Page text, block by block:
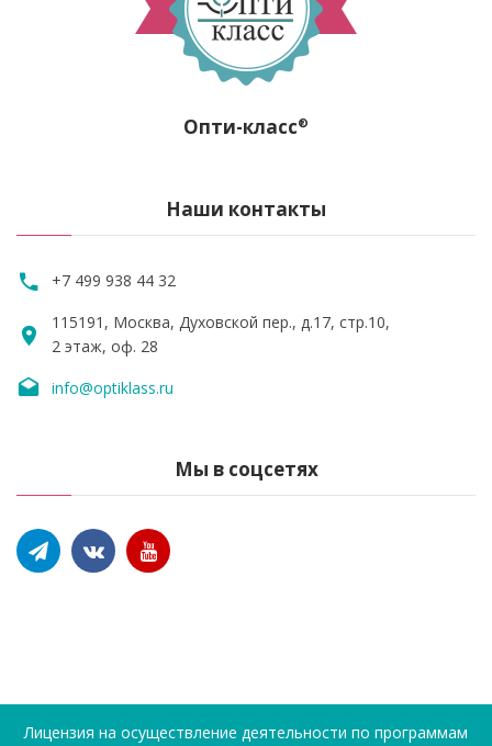
Опти-класс®
Наши контакты
+7 499 938 44 32
115191, Москва, Духовской пер., д.17, стр.10,
2 этаж, оф. 28
info@optiklass.ru
Мы в соцсетях
Лицензия на осуществление деятельности по программам